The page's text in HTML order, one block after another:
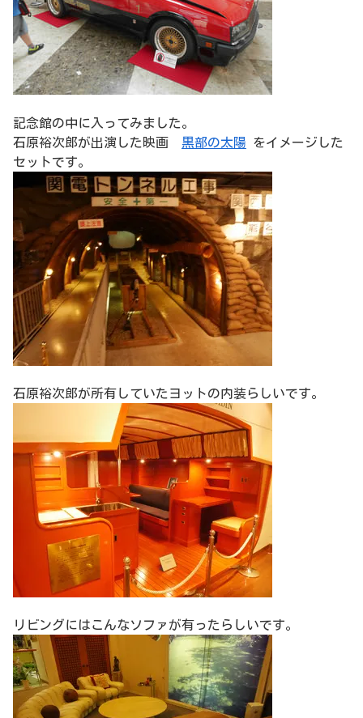
記念館の中に入ってみました。
石原裕次郎が出演した映画 黒部の太陽 をイメージした
セットです。
石原裕次郎が所有していたヨットの内装らしいです。
リビングにはこんなソファが有ったらしいです。